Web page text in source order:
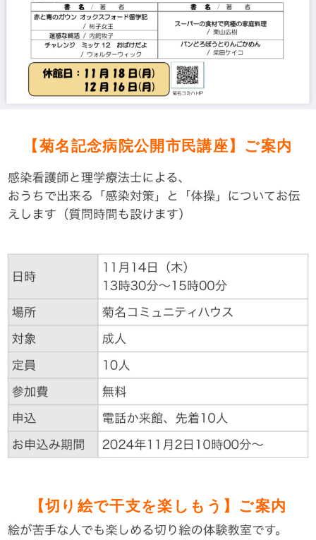
【菊名記念病院公開市民講座】ご案内
【切り絵で干支を楽しもう 】 ご案内